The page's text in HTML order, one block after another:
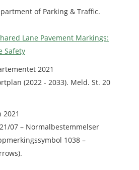
of Parking & Traffic.
Lane Pavement Markings:
Safety
2021
(2022 - 2033). Meld. St. 20
2021
07 – Normalbestemmelser
1038 –